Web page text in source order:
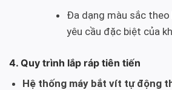
Đa dạng màu sắc theo
yêu cầu đặc biệt của
4. Quy trình lắp ráp tiên tiến
Hệ thống máy bắt vít tự động